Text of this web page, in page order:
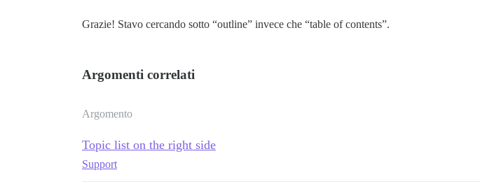
Grazie! Stavo cercando sotto “outline” invece che “table of contents”.
Argomenti correlati
Argomento
Topic list on the right side
Support